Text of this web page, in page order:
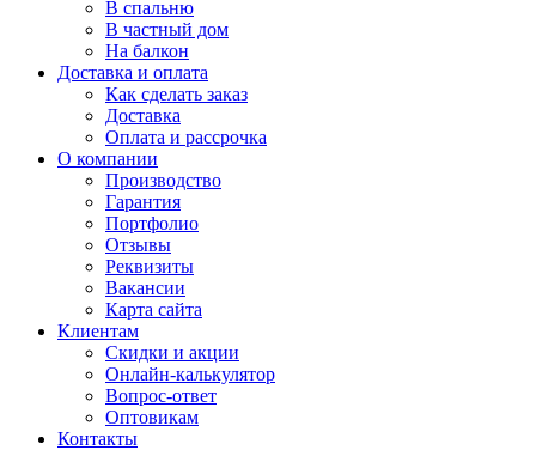
В спальню
В частный дом
На балкон
Доставка и оплата
Как сделать заказ
Доставка
Оплата и рассрочка
О компании
Производство
Гарантия
Портфолио
Отзывы
Реквизиты
Вакансии
Карта сайта
Клиентам
Скидки и акции
Онлайн-калькулятор
Вопрос-ответ
Оптовикам
Контакты